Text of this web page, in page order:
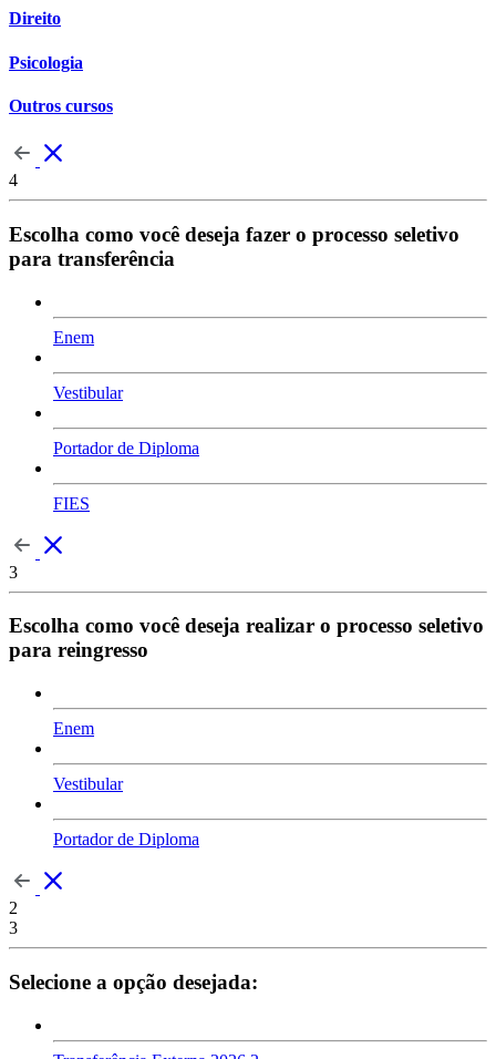
Direito
Psicologia
Outros cursos
4
Escolha como você deseja fazer o processo seletivo
para transferência
Enem
Vestibular
Portador de Diploma
FIES
3
Escolha como você deseja realizar o processo seletivo
para reingresso
Enem
Vestibular
Portador de Diploma
2
3
Selecione a opção desejada: